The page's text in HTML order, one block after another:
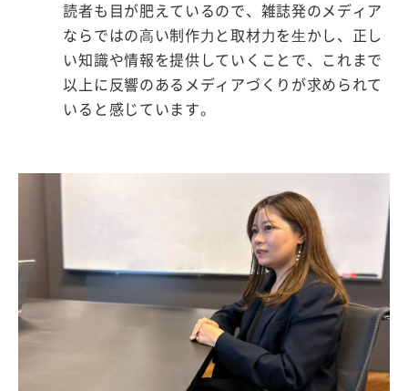
読者も目が肥えているので、雑誌発のメディア
ならではの⾼い制作⼒と取材⼒を⽣かし、正し
い知識や情報を提供していくことで、これまで
以上に反響のあるメディアづくりが求められて
いると感じています。